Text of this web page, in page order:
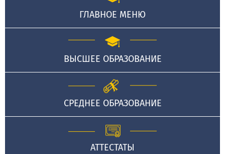
ГЛАВНОЕ МЕНЮ
ВЫСШЕЕ ОБРАЗОВАНИЕ
СРЕДНЕЕ ОБРАЗОВАНИЕ
АТТЕСТАТЫ